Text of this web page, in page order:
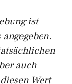
ist
auch
Wert